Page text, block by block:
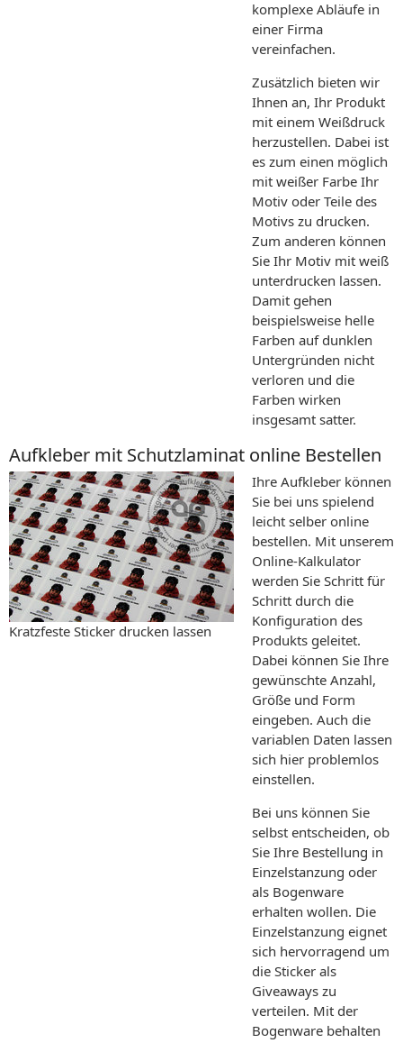
komplexe Abläufe in
einer Firma
vereinfachen.
Zusätzlich bieten wir
Ihnen an, Ihr Produkt
mit einem Weißdruck
herzustellen. Dabei ist
es zum einen möglich
mit weißer Farbe Ihr
Motiv oder Teile des
Motivs zu drucken.
Zum anderen können
Sie Ihr Motiv mit weiß
unterdrucken lassen.
Damit gehen
beispielsweise helle
Farben auf dunklen
Untergründen nicht
verloren und die
Farben wirken
insgesamt satter.
Aufkleber mit Schutzlaminat online Bestellen
Kratzfeste Sticker drucken lassen
Ihre Aufkleber können
Sie bei uns spielend
leicht selber online
bestellen. Mit unserem
Online-Kalkulator
werden Sie Schritt für
Schritt durch die
Konfiguration des
Produkts geleitet.
Dabei können Sie Ihre
gewünschte Anzahl,
Größe und Form
eingeben. Auch die
variablen Daten lassen
sich hier problemlos
einstellen.
Bei uns können Sie
selbst entscheiden, ob
Sie Ihre Bestellung in
Einzelstanzung oder
als Bogenware
erhalten wollen. Die
Einzelstanzung eignet
sich hervorragend um
die Sticker als
Giveaways zu
verteilen. Mit der
Bogenware behalten